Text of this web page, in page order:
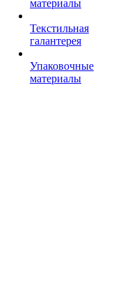
материалы
Текстильная
галантерея
Упаковочные
материалы